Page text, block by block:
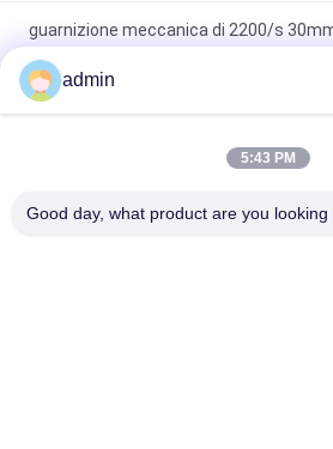
guarnizione meccanica di 2200/s
centrifuga sanitaria
Fronte di carbonio 22MM 2200/1 di
meccanica della primavera 208-11
admin
5:43 PM
Good day, what product are you looking